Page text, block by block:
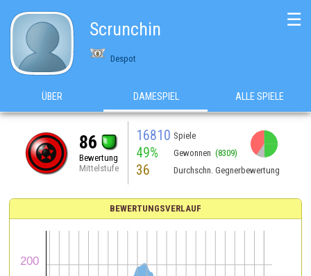
Scrunchin
Despot
☰
ÜBER DAMESPIEL ALLE SPIELE
86
Bewertung
Mittelstufe
16810 Spiele
49% Gewonnen (8309)
36 Durchschn. Gegnerbewertung
BEWERTUNGSVERLAUF